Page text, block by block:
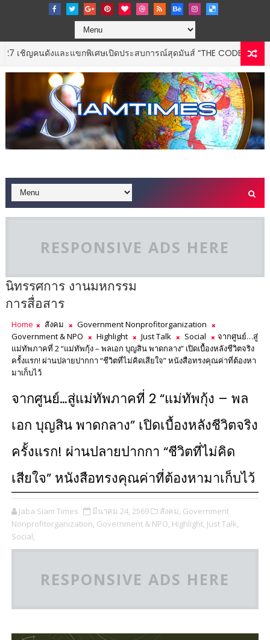
ะแขกพิเศษเปิดประสบการณ์สุดมันส์ “THE CODECHAOS
RESPONSIVE ADS HERE
นิทรรศการ งานมหกรรม
การสื่อสาร
Home สังคม
Government Nonprofitorganization
Government & NPO
Highlight Just Talk Social
จากศูนย์…สู่
แม่ทัพภาคที่ 2 “แม่ทัพกุ้ง – พลเอก บุญสิน พาดกลาง” เปิดเบื้องหลังชีวิตจริง
ครั้งแรก! ผ่านปลายปากกา “ชีวิตที่ไม่คิดเสียใจ” หนังสือทรงคุณค่าที่ต้องหา
มาเก็บไว้
จากศูนย์…สู่แม่ทัพภาคที่ 2 “แม่ทัพกุ้ง – พล
เอก บุญสิน พาดกลาง” เปิดเบื้องหลังชีวิตจริง
ครั้งแรก! ผ่านปลายปากกา “ชีวิตที่ไม่คิด
เสียใจ” หนังสือทรงคุณค่าที่ต้องหามาเก็บไว้
Jaba Siam Times มีนาคม 24, 2569 สังคม, Government
Nonprofitorganization, Government & NPO, Highlight, Just Talk,
Social,
RESPONSIVE ADS HERE